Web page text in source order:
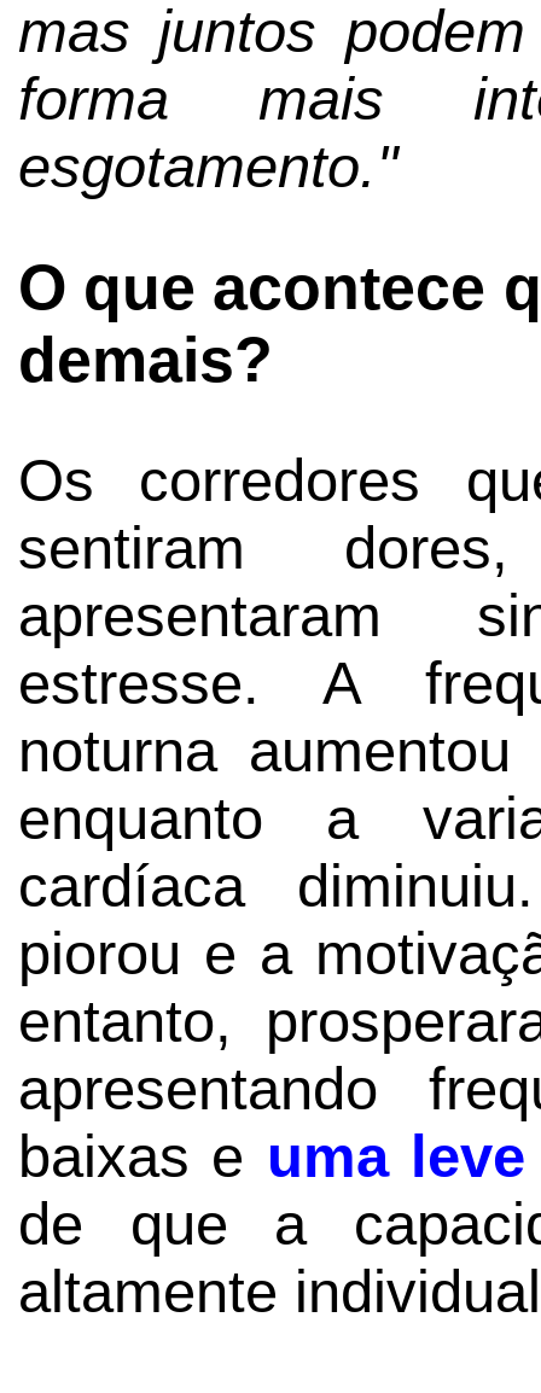
mas juntos
forma mais
esgotamento."
O que acontece
demais?
Os corredores
sentiram
apresentaram
estresse. A
noturna
enquanto a
cardíaca
piorou e a
entanto,
apresentando
baixas e uma
de que a
altamente